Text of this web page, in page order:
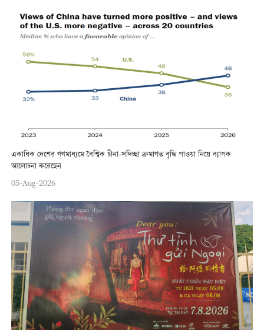
একাধিক দেশের গণমাধ্যমে বৈশ্বিক চীনা-সদিচ্ছা ক্রমাগত বৃদ্ধি পাওয়া নিয়ে ব্যাপক
আলোচনা করেছেন
05-Aug-2026